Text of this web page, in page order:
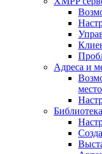
Адреса и